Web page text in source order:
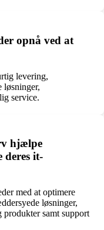
opnå ved at
levering,
løsninger,
service.
hjælpe
deres it-
med at optimere
løsninger,
samt support